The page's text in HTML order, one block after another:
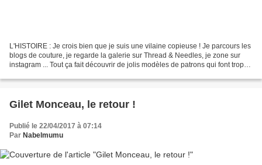
L'HISTOIRE : Je crois bien que je suis une vilaine copieuse ! Je parcours les
blogs de couture, je regarde la galerie sur Thread & Needles, je zone sur
instagram ... Tout ça fait découvrir de jolis modèles de patrons qui font trop
Gilet Monceau, le retour !
Publié le 22/04/2017 à 07:14
Par Nabelmumu